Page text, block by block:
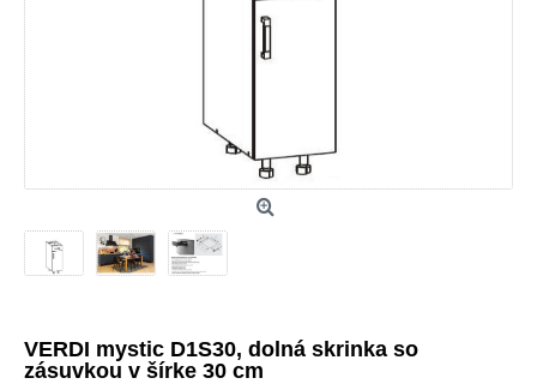
VERDI mystic D1S30, dolná skrinka so
zásuvkou v šírke 30 cm